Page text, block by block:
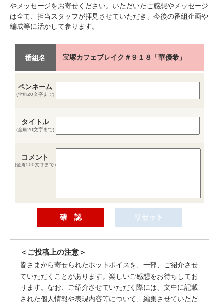
やメッセージをお寄せください。いただいたご感想やメッセージ
は全て、担当スタッフが拝見させていただき、今後の番組企画や
編成等に活かして参ります。
番組名 宝塚カフェブレイク＃９１８「華優希」
ペンネーム
(全角20文字まで)
タイトル
(全角20文字まで)
コメント
(全角500文字まで)
＜ご投稿上の注意＞
皆さまから寄せられたホットボイスを、一部、ご紹介させ
ていただくことがあります。楽しいご感想をお待ちしてお
ります。なお、ご紹介させていただく際には、文中に記載
された個人情報や表現内容等について、編集させていただ